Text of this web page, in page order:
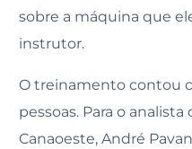
sobre a máquina que
instrutor.
O treinamento contou
pessoas. Para o
Canaoeste, André